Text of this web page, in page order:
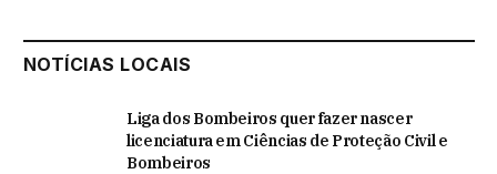
NOTÍCIAS LOCAIS
Liga dos Bombeiros quer fazer nascer
licenciatura em Ciências de Proteção Civil e
Bombeiros